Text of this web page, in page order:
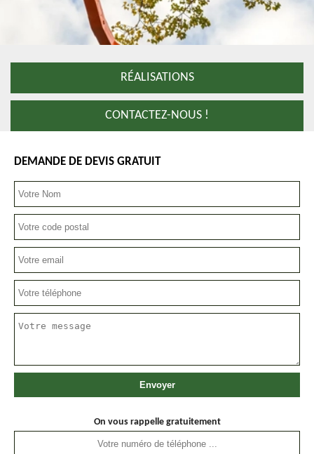
RÉALISATIONS
CONTACTEZ-NOUS !
DEMANDE DE DEVIS GRATUIT
On vous rappelle gratuitement